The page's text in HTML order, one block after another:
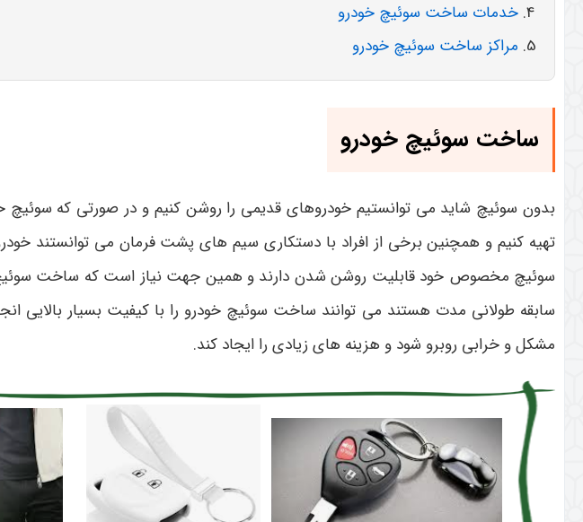
خدمات ساخت سوئیچ خودرو
مراکز ساخت سوئیچ خودرو
ساخت سوئیچ خودرو
بدون سوئیچ شاید می توانستیم خودروهای قدیمی را روشن کنیم و در صورتی که
تهیه کنیم و همچنین برخی از افراد با دستکاری سیم های پشت فرمان می ‌توانستند
سوئیچ مخصوص خود قابلیت روشن شدن دارند و همین جهت نیاز است که ساخت
سابقه طولانی مدت هستند می توانند ساخت سوئیچ خودرو را با کیفیت بسیار بالایی
مشکل و خرابی روبرو شود و هزینه های زیادی را ایجاد کند.